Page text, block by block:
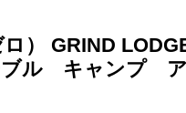
） GRIND
ブル キャンプ